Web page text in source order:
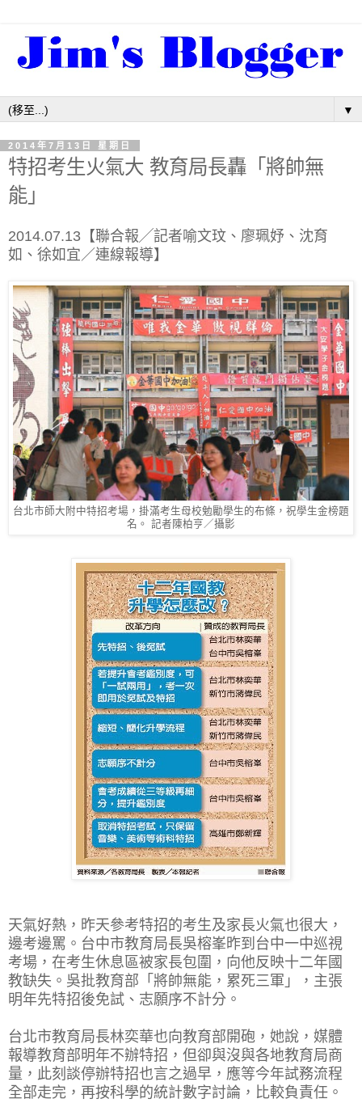
▼
2014年7月13日 星期日
特招考生火氣大 教育局長轟「將帥無
能」
2014.07.13【聯合報╱記者喻文玟、廖珮妤、沈育
如、徐如宜／連線報導】
台北市師大附中特招考場，掛滿考生母校勉勵學生的布條，祝學生金榜題
名。 記者陳柏亨／攝影
天氣好熱，昨天參考特招的考生及家長火氣也很大，
邊考邊罵。台中市教育局長吳榕峯昨到台中一中巡視
考場，在考生休息區被家長包圍，向他反映十二年國
教缺失。吳批教育部「將帥無能，累死三軍」，主張
明年先特招後免試、志願序不計分。
台北市教育局長林奕華也向教育部開砲，她說，媒體
報導教育部明年不辦特招，但卻與沒與各地教育局商
量，此刻談停辦特招也言之過早，應等今年試務流程
全部走完，再按科學的統計數字討論，比較負責任。